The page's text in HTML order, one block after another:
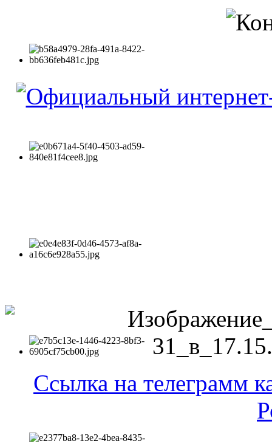
Ссылка на телеграмм